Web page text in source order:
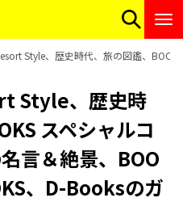
Style、歴史時代、旅の図鑑、
Style、歴史時
スペシャルコ
言＆絶景、BOO
、D-Booksのガ